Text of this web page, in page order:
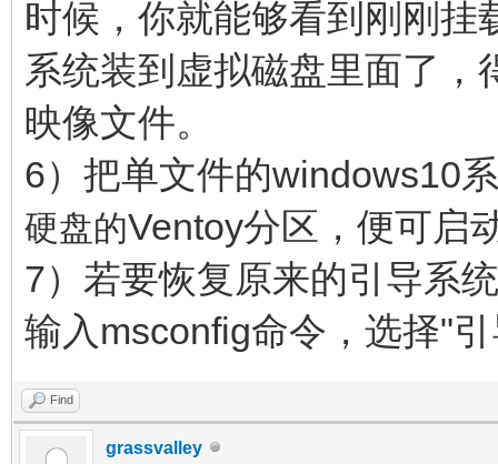
时候，你就能够看到刚刚挂
系统装到虚拟磁盘里面了
映像文件。
6）把单文件的windows10
硬盘的Ventoy分区，便可启
7）若要恢复原来的引导系
输入msconfig命令，选择"
Find
grassvalley